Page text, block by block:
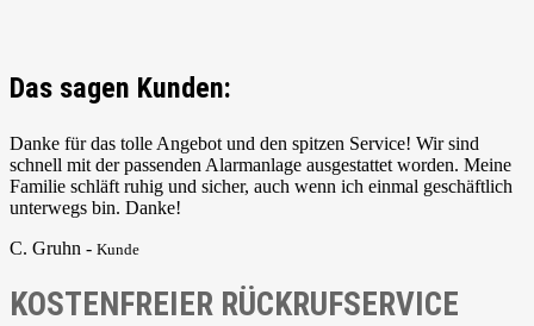
Das sagen Kunden:
Danke für das tolle Angebot und den spitzen Service! Wir sind
schnell mit der passenden Alarmanlage ausgestattet worden. Meine
Familie schläft ruhig und sicher, auch wenn ich einmal geschäftlich
unterwegs bin. Danke!
C. Gruhn - Kunde
KOSTENFREIER RÜCKRUFSERVICE